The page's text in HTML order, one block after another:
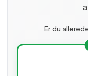
Er du